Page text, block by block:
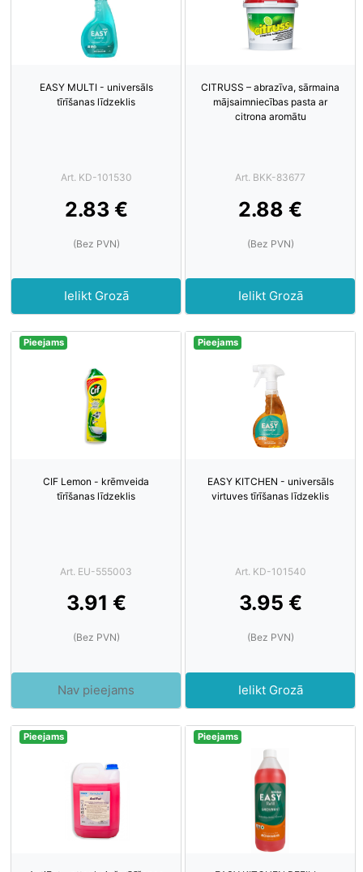
EASY MULTI - universāls
tīrīšanas līdzeklis
Art. KD-101530
2.83 €
(Bez PVN)
Ielikt Grozā
CITRUSS – abrazīva, sārmaina
mājsaimniecības pasta ar
citrona aromātu
Art. BKK-83677
2.88 €
(Bez PVN)
Ielikt Grozā
Pieejams
CIF Lemon - krēmveida
tīrīšanas līdzeklis
Art. EU-555003
3.91 €
(Bez PVN)
Nav pieejams
Pieejams
EASY KITCHEN - universāls
virtuves tīrīšanas līdzeklis
Art. KD-101540
3.95 €
(Bez PVN)
Ielikt Grozā
Pieejams Pieejams